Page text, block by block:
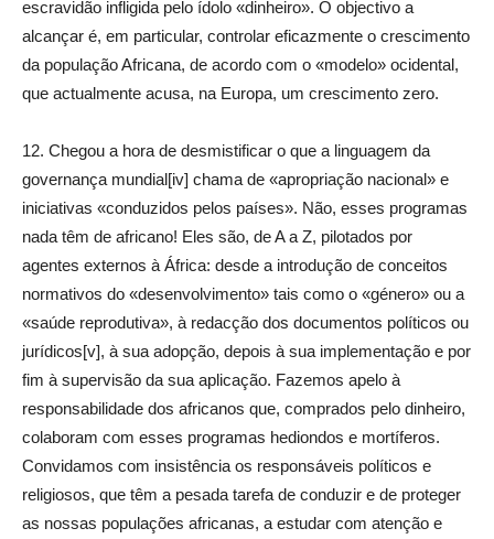
escravidão infligida pelo ídolo «dinheiro». O objectivo a
alcançar é, em particular, controlar eficazmente o crescimento
da população Africana, de acordo com o «modelo» ocidental,
que actualmente acusa, na Europa, um crescimento zero.
12. Chegou a hora de desmistificar o que a linguagem da
governança mundial[iv] chama de «apropriação nacional» e
iniciativas «conduzidos pelos países». Não, esses programas
nada têm de africano! Eles são, de A a Z, pilotados por
agentes externos à África: desde a introdução de conceitos
normativos do «desenvolvimento» tais como o «género» ou a
«saúde reprodutiva», à redacção dos documentos políticos ou
jurídicos[v], à sua adopção, depois à sua implementação e por
fim à supervisão da sua aplicação. Fazemos apelo à
responsabilidade dos africanos que, comprados pelo dinheiro,
colaboram com esses programas hediondos e mortíferos.
Convidamos com insistência os responsáveis políticos e
religiosos, que têm a pesada tarefa de conduzir e de proteger
as nossas populações africanas, a estudar com atenção e